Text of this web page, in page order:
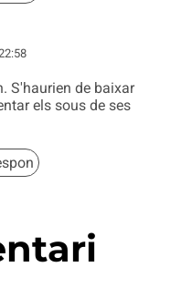
S'haurien de baixar
els sous de ses